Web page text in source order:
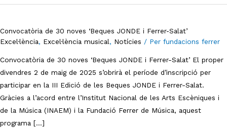
Convocatòria de 30 noves ‘Beques JONDE i Ferrer-Salat’
Excel·lència, Excel·lència musical, Notícies / Per fundacions ferrer
Convocatòria de 30 noves ‘Beques JONDE i Ferrer-Salat’ El proper
divendres 2 de maig de 2025 s’obrirà el període d’inscripció per
participar en la III Edició de les Beques JONDE i Ferrer-Salat.
Gràcies a l’acord entre l’Institut Nacional de les Arts Escèniques i
de la Música (INAEM) i la Fundació Ferrer de Música, aquest
programa […]
30
‘Beques
JONDE
i
Ferrer-
Salat’